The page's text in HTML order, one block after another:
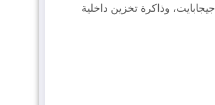
للطراز الذي يحتوي على ذاكرة وصول عشوائي بسعة حجمها 12 جيجابايت، وذاكرة تخزين داخلية